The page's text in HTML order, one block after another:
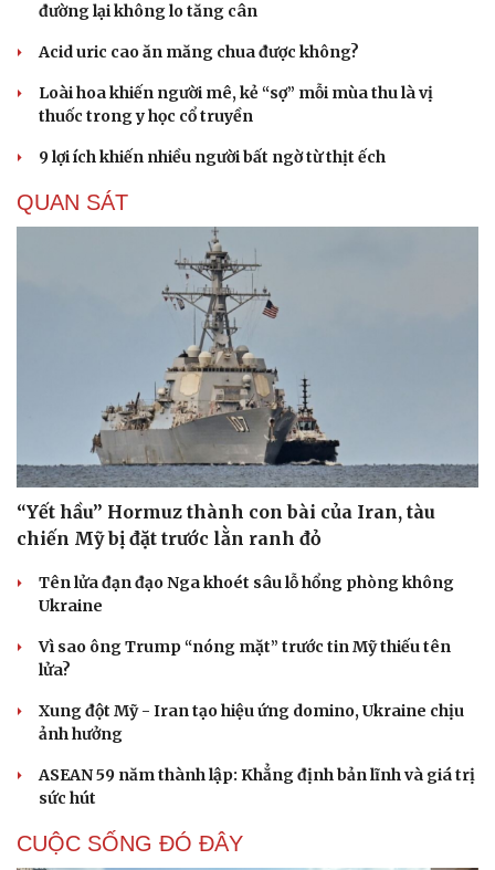
đường lại không lo tăng cân
Acid uric cao ăn măng chua được không?
Loài hoa khiến người mê, kẻ “sợ” mỗi mùa thu là vị
thuốc trong y học cổ truyền
9 lợi ích khiến nhiều người bất ngờ từ thịt ếch
QUAN SÁT
“Yết hầu” Hormuz thành con bài của Iran, tàu
chiến Mỹ bị đặt trước lằn ranh đỏ
Tên lửa đạn đạo Nga khoét sâu lỗ hổng phòng không
Ukraine
Vì sao ông Trump “nóng mặt” trước tin Mỹ thiếu tên
lửa?
Xung đột Mỹ - Iran tạo hiệu ứng domino, Ukraine chịu
ảnh hưởng
ASEAN 59 năm thành lập: Khẳng định bản lĩnh và giá trị
sức hút
CUỘC SỐNG ĐÓ ĐÂY